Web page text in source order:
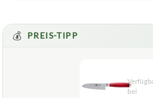
💰 PREIS-TIPP